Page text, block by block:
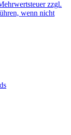
zzgl.
wenn nicht